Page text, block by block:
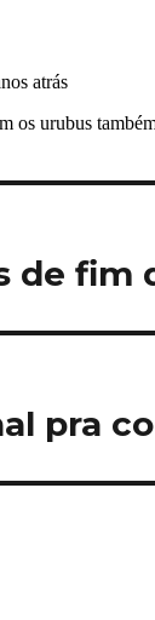
de fim
pra